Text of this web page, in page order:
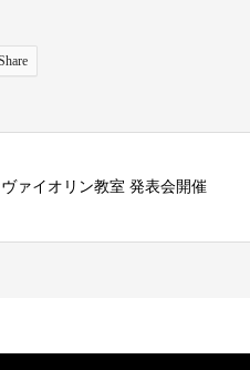
ヴァイオリン教室 発表会開催